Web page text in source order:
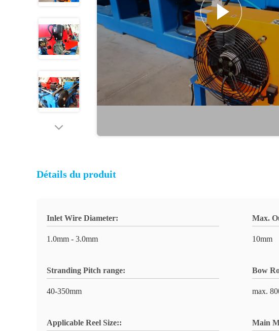
Détails du produit
Inlet Wire Diameter:
1.0mm - 3.0mm
Max.
10mm
Stranding Pitch range:
40-350mm
Bow
max.
Applicable Reel Size:: Main